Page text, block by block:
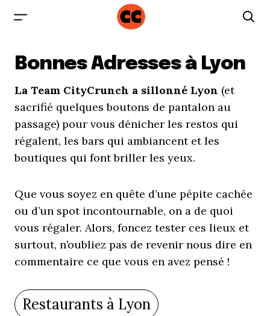
Bonnes Adresses à Lyon
La Team CityCrunch a sillonné Lyon (et
sacrifié quelques boutons de pantalon au
passage) pour vous dénicher les restos qui
régalent, les bars qui ambiancent et les
boutiques qui font briller les yeux.
Que vous soyez en quête d’une pépite cachée
ou d’un spot incontournable, on a de quoi
vous régaler. Alors, foncez tester ces lieux et
surtout, n’oubliez pas de revenir nous dire en
commentaire ce que vous en avez pensé !
Restaurants à Lyon